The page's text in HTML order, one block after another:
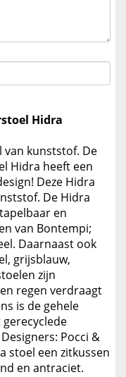
Hidra
van kunststof. De
Hidra heeft een
Deze Hidra
De Hidra
en
van Bontempi;
Daarnaast ook
grijsblauw,
zijn
regen verdraagt
is de gehele
Pocci &
stoel een zitkussen
en antraciet.